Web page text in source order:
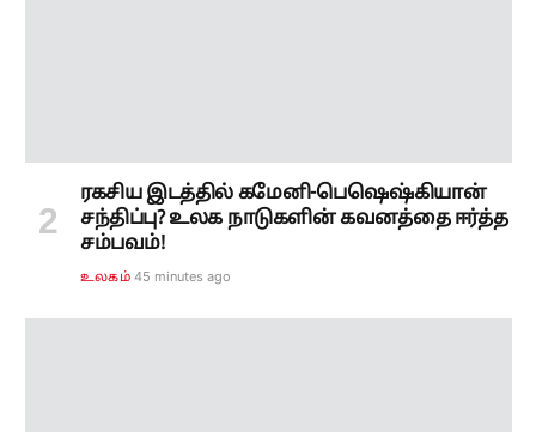
ரகசிய இடத்தில் கமேனி-பெஷெஷ்கியான்
சந்திப்பு? உலக நாடுகளின் கவனத்தை ஈர்த்த
சம்பவம்!
உலகம் 45 minutes ago